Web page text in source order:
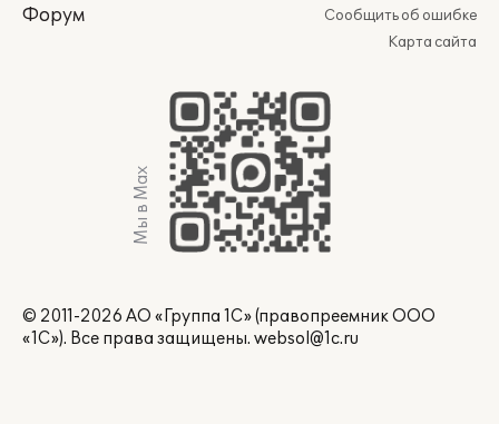
Форум
Сообщить об ошибке
Карта сайта
Мы в Max
© 2011-2026 АО «Группа 1С» (правопреемник ООО
«1С»). Все права защищены. websol@1c.ru